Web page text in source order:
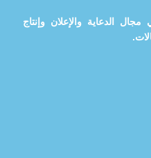
في مجال الدعاية والإعلان وإنتاج